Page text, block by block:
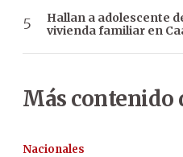
Hallan a adolescente
vivienda familiar en
Más contenido
Nacionales